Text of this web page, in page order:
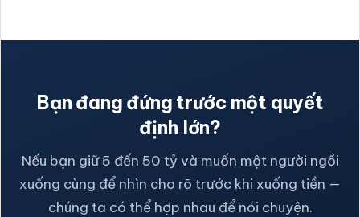
Bạn đang đứng trước một quyết
định lớn?
Nếu bạn giữ 5 đến 50 tỷ và muốn một người ngồi
xuống cùng để nhìn cho rõ trước khi xuống tiền —
chúng ta có thể hợp nhau để nói chuyện.